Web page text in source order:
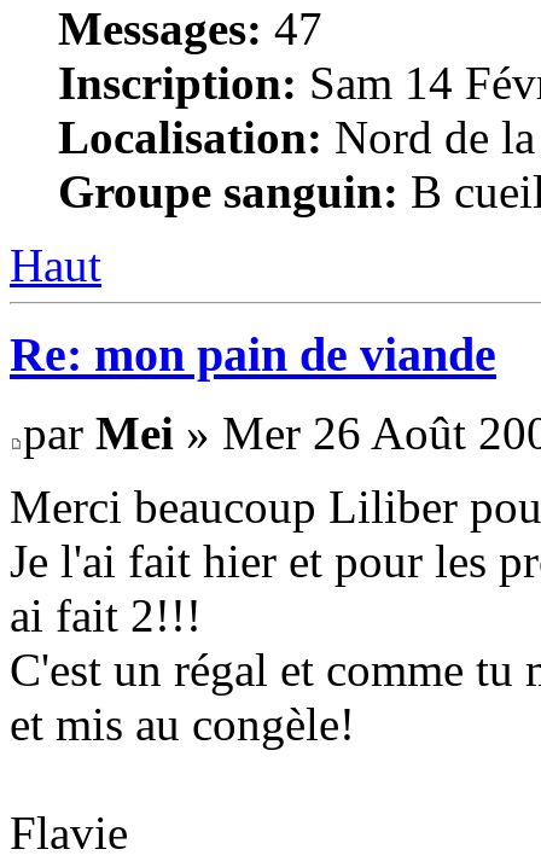
Messages: 47
Inscription: Sam 14
Localisation: Nord de
Groupe sanguin: B
Haut
Re: mon pain de viande
par Mei » Mer 26 Août
Merci beaucoup Liliber
Je l'ai fait hier et pour les
ai fait 2!!!
C'est un régal et comme tu
et mis au congèle!
Flavie